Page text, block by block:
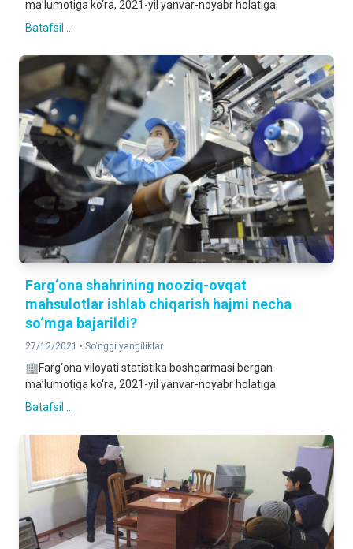
ma’lumotiga ko‘ra, 2021-yil yanvar-noyabr holatiga,
Batafsil ...
Farg‘ona shahrining nooziq-ovqat
mahsulotlar ishlab chiqarish hajmi necha
so‘mga bajarildi?
27/12/2021 • So'nggi yangiliklar
🏢Farg‘ona viloyati statistika boshqarmasi bergan
ma’lumotiga ko‘ra, 2021-yil yanvar-noyabr holatiga
Batafsil ...